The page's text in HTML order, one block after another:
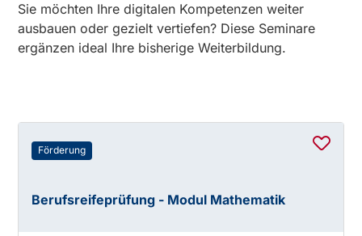
Sie möchten Ihre digitalen Kompetenzen weiter
ausbauen oder gezielt vertiefen? Diese Seminare
ergänzen ideal Ihre bisherige Weiterbildung.
Förderung
Berufsreifeprüfung - Modul Mathematik